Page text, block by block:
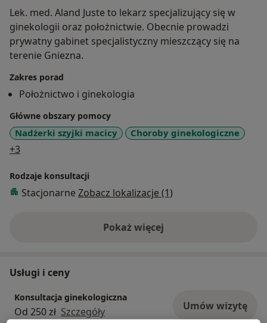
Lek. med. Aland Juste to lekarz specjalizujący się w
ginekologii oraz położnictwie. Obecnie prowadzi
prywatny gabinet specjalistyczny mieszczący się na
terenie Gniezna.
Zakres porad
Położnictwo i ginekologia
Główne obszary pomocy
Nadżerki szyjki macicy Choroby ginekologiczne
+3
Rodzaje konsultacji
Stacjonarne Zobacz lokalizacje (1)
Pokaż więcejo doświadczeniu
Usługi i ceny
Konsultacja ginekologiczna
Od 250 zł Szczegóły Umów wizytę